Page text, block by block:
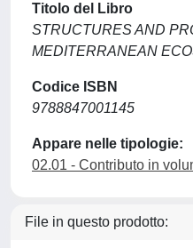
Titolo del Libro
STRUCTURES AND
MEDITERRANEAN
Codice ISBN
9788847001145
Appare nelle tipologie:
02.01 - Contributo in
File in questo prodotto: